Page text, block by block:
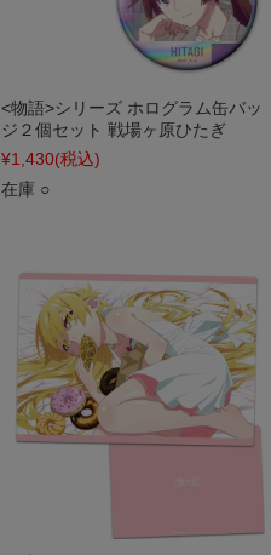
<物語>シリーズ ホログラム缶バッ
ジ２個セット 戦場ヶ原ひたぎ
¥1,430(税込)
在庫 ○